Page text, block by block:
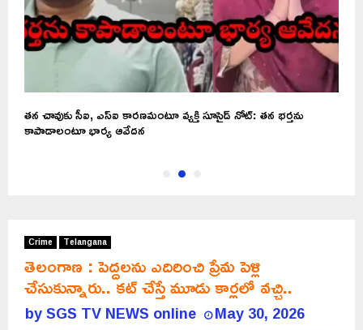
తన చావుకు సీఐ, ఎస్ఐ కారణమంటూ వ్యక్తి సూసైడ్ నోట్: తన భర్తను
కాపాడాలంటూ భార్య ఆవేదన
Crime Telangana
తెలంగాణ : పెద్దలను ఎదిరించి ప్రేమ పెళ్లి
చేసుకున్నారు.. కట్ చేస్తే మూడు కార్లలో వచ్చి..
bySGS TV NEWS online May 30, 2026